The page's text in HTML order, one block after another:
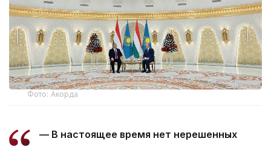
Фото: Акорда
— В настоящее время нет нерешенных